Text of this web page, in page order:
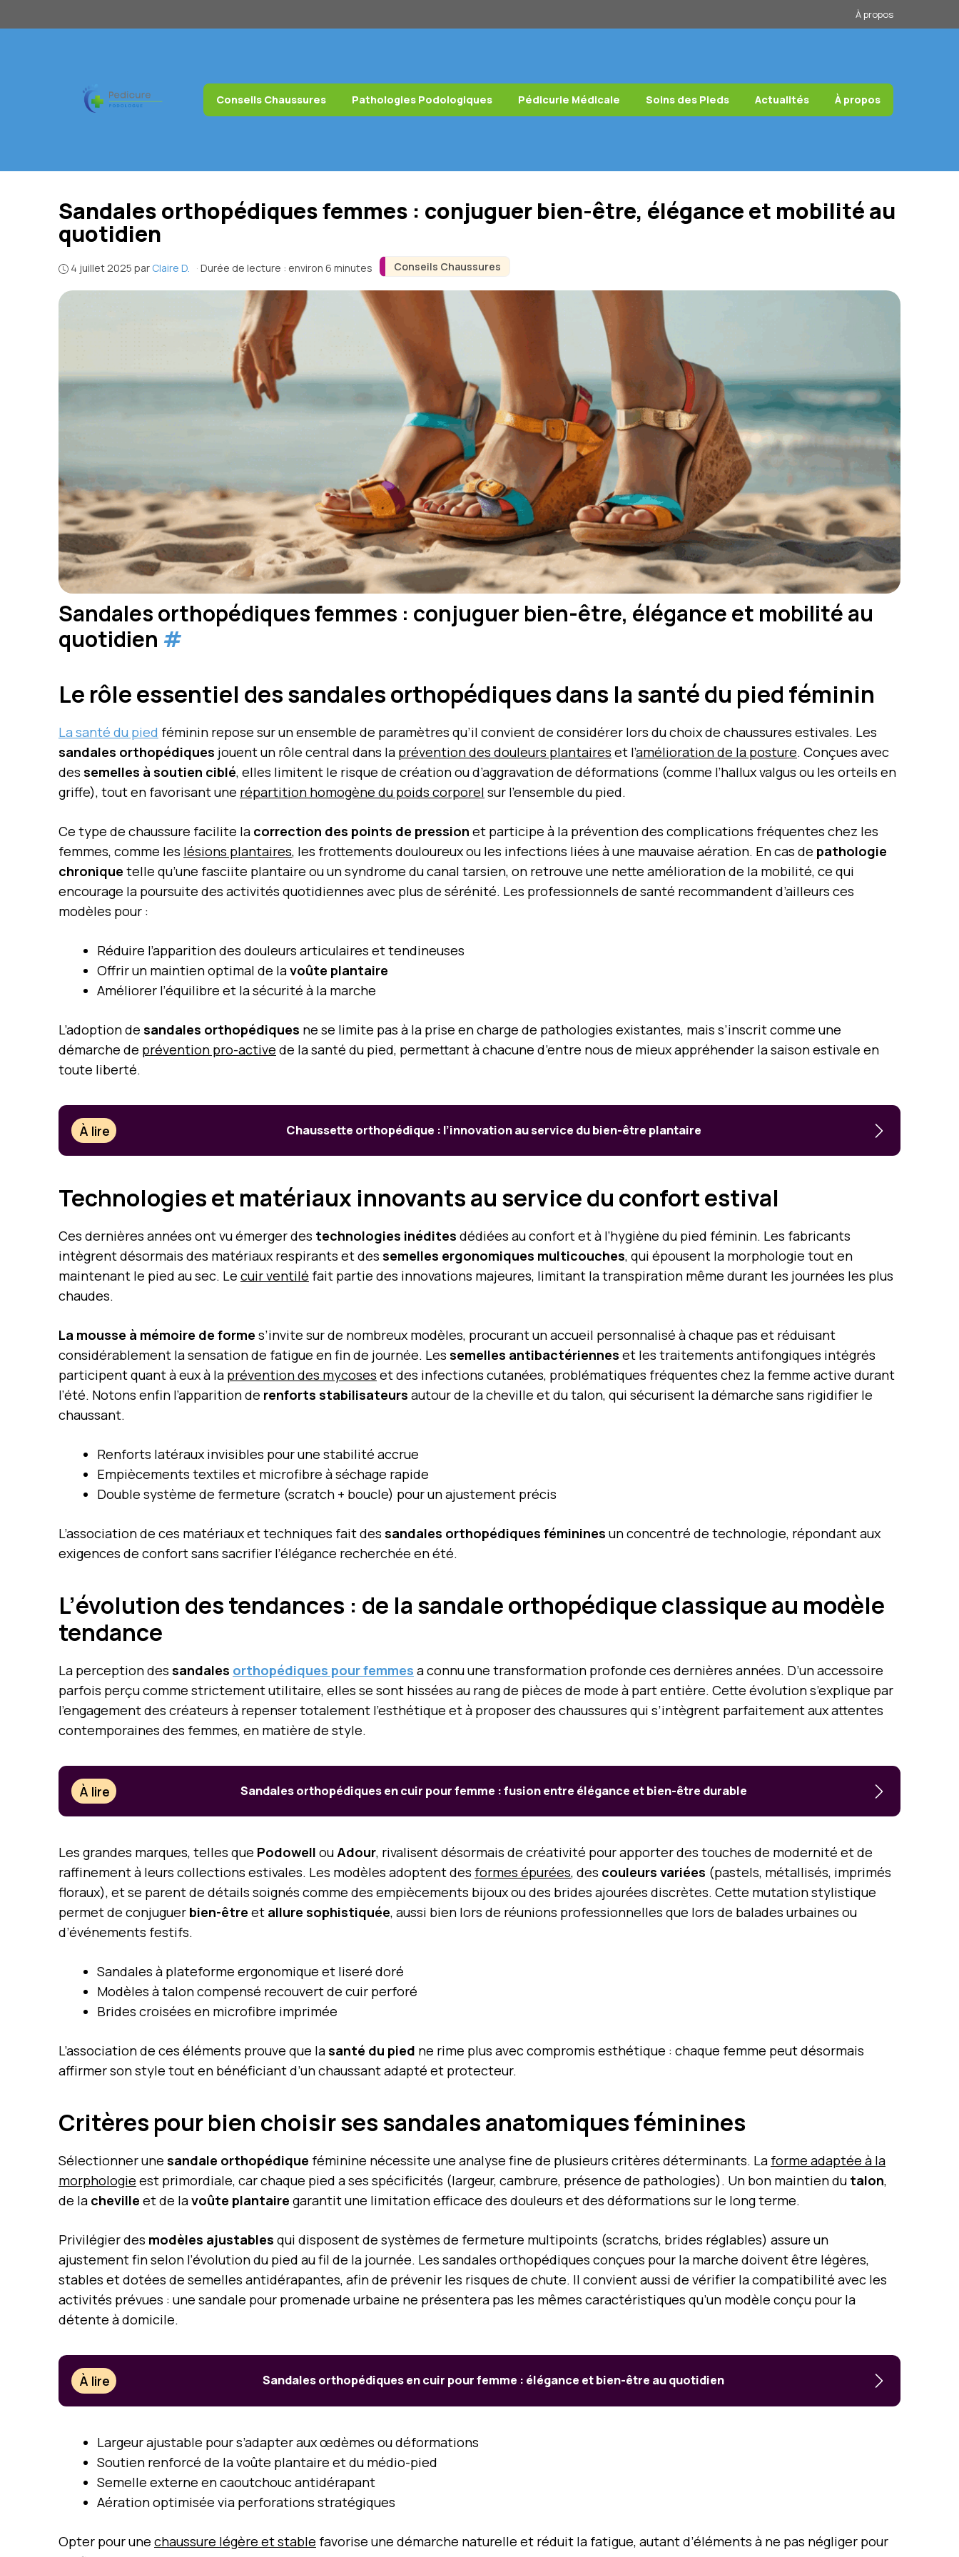
au
À propos
Conseils Chaussures Pathologies Podologiques Pédicurie Médicale Soins des Pieds Actualités À propos
Conseils Chaussures
Sandales orthopédiques femmes : conjuguer bien-être, élégance et mobilité au
quotidien
4 juillet 2025 par Claire D. · Durée de lecture : environ 6 minutes
Sandales orthopédiques femmes : conjuguer bien-être, élégance et mobilité au
quotidien #
Le rôle essentiel des sandales orthopédiques dans la santé du pied féminin
La santé du pied féminin repose sur un ensemble de paramètres qu’il convient de considérer lors du choix de chaussures estivales. Les
sandales orthopédiques jouent un rôle central dans la prévention des douleurs plantaires et l’amélioration de la posture. Conçues avec
des semelles à soutien ciblé, elles limitent le risque de création ou d’aggravation de déformations (comme l’hallux valgus ou les orteils en
griffe), tout en favorisant une répartition homogène du poids corporel sur l’ensemble du pied.
Ce type de chaussure facilite la correction des points de pression et participe à la prévention des complications fréquentes chez les
femmes, comme les lésions plantaires, les frottements douloureux ou les infections liées à une mauvaise aération. En cas de pathologie
chronique telle qu’une fasciite plantaire ou un syndrome du canal tarsien, on retrouve une nette amélioration de la mobilité, ce qui
encourage la poursuite des activités quotidiennes avec plus de sérénité. Les professionnels de santé recommandent d’ailleurs ces
modèles pour :
Réduire l’apparition des douleurs articulaires et tendineuses
Offrir un maintien optimal de lavoûte plantaire
Améliorer l’équilibre et la sécurité à la marche
L’adoption de sandales orthopédiques ne se limite pas à la prise en charge de pathologies existantes, mais s’inscrit comme une
démarche de prévention pro-active de la santé du pied, permettant à chacune d’entre nous de mieux appréhender la saison estivale en
toute liberté.
À lire Chaussette orthopédique : l’innovation au service du bien-être plantaire
Technologies et matériaux innovants au service du confort estival
Ces dernières années ont vu émerger des technologies inédites dédiées au confort et à l’hygiène du pied féminin. Les fabricants
intègrent désormais des matériaux respirants et des semelles ergonomiques multicouches, qui épousent la morphologie tout en
maintenant le pied au sec. Le cuir ventilé fait partie des innovations majeures, limitant la transpiration même durant les journées les plus
chaudes.
La mousse à mémoire de forme s’invite sur de nombreux modèles, procurant un accueil personnalisé à chaque pas et réduisant
considérablement la sensation de fatigue en fin de journée. Les semelles antibactériennes et les traitements antifongiques intégrés
participent quant à eux à la prévention des mycoses et des infections cutanées, problématiques fréquentes chez la femme active durant
l’été. Notons enfin l’apparition de renforts stabilisateurs autour de la cheville et du talon, qui sécurisent la démarche sans rigidifier le
chaussant.
Renforts latéraux invisibles pour une stabilité accrue
Empiècements textiles et microfibre à séchage rapide
Double système de fermeture (scratch + boucle) pour un ajustement précis
L’association de ces matériaux et techniques fait des sandales orthopédiques féminines un concentré de technologie, répondant aux
exigences de confort sans sacrifier l’élégance recherchée en été.
L’évolution des tendances : de la sandale orthopédique classique au modèle
tendance
La perception des sandales orthopédiques pour femmes a connu une transformation profonde ces dernières années. D’un accessoire
parfois perçu comme strictement utilitaire, elles se sont hissées au rang de pièces de mode à part entière. Cette évolution s’explique par
l’engagement des créateurs à repenser totalement l’esthétique et à proposer des chaussures qui s’intègrent parfaitement aux attentes
contemporaines des femmes, en matière de style.
À lire Sandales orthopédiques en cuir pour femme : fusion entre élégance et bien-être durable
Les grandes marques, telles que Podowell ouAdour, rivalisent désormais de créativité pour apporter des touches de modernité et de
raffinement à leurs collections estivales. Les modèles adoptent des formes épurées, des couleurs variées (pastels, métallisés, imprimés
floraux), et se parent de détails soignés comme des empiècements bijoux ou des brides ajourées discrètes. Cette mutation stylistique
permet de conjuguer bien-être et allure sophistiquée, aussi bien lors de réunions professionnelles que lors de balades urbaines ou
d’événements festifs.
Sandales à plateforme ergonomique et liseré doré
Modèles à talon compensé recouvert de cuir perforé
Brides croisées en microfibre imprimée
L’association de ces éléments prouve que lasanté du pied ne rime plus avec compromis esthétique : chaque femme peut désormais
affirmer son style tout en bénéficiant d’un chaussant adapté et protecteur.
Critères pour bien choisir ses sandales anatomiques féminines
Sélectionner une sandale orthopédique féminine nécessite une analyse fine de plusieurs critères déterminants. La forme adaptée à la
morphologie est primordiale, car chaque pied a ses spécificités (largeur, cambrure, présence de pathologies). Un bon maintien du talon,
de la cheville et de lavoûte plantaire garantit une limitation efficace des douleurs et des déformations sur le long terme.
Privilégier des modèles ajustables qui disposent de systèmes de fermeture multipoints (scratchs, brides réglables) assure un
ajustement fin selon l’évolution du pied au fil de la journée. Les sandales orthopédiques conçues pour la marche doivent être légères,
stables et dotées de semelles antidérapantes, afin de prévenir les risques de chute. Il convient aussi de vérifier la compatibilité avec les
activités prévues : une sandale pour promenade urbaine ne présentera pas les mêmes caractéristiques qu’un modèle conçu pour la
détente à domicile.
À lire Sandales orthopédiques en cuir pour femme : élégance et bien-être au quotidien
Largeur ajustable pour s’adapter aux œdèmes ou déformations
Soutien renforcé de la voûte plantaire et du médio-pied
Semelle externe en caoutchouc antidérapant
Aération optimisée via perforations stratégiques
Opter pour une chaussure légère et stable favorise une démarche naturelle et réduit la fatigue, autant d’éléments à ne pas négliger pour